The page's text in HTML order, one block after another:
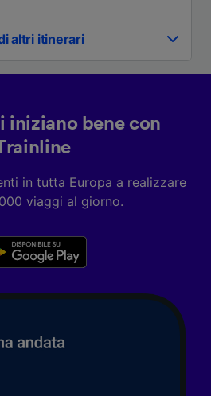
altri itinerari
iniziano bene con
in tutta Europa a realizzare
viaggi al giorno.
caratteristiche del
e contenuti
servizi.
(fornitori)